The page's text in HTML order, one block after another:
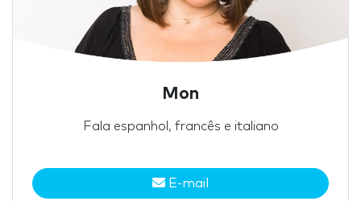
Mon
Fala espanhol, francês e italiano
E-mail